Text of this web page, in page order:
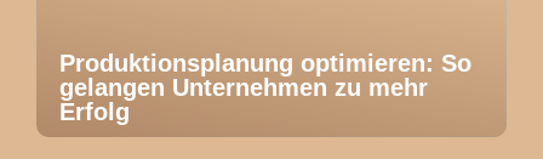
Produktionsplanung optimieren: So
gelangen Unternehmen zu mehr
Erfolg